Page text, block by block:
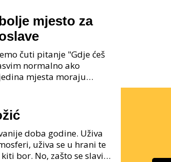
mjesto za
čuti pitanje "Gdje ćeš
normalno ako
mjesta moraju
doba godine. Uživa
uživa se u hrani te
bor. No, zašto se slavi